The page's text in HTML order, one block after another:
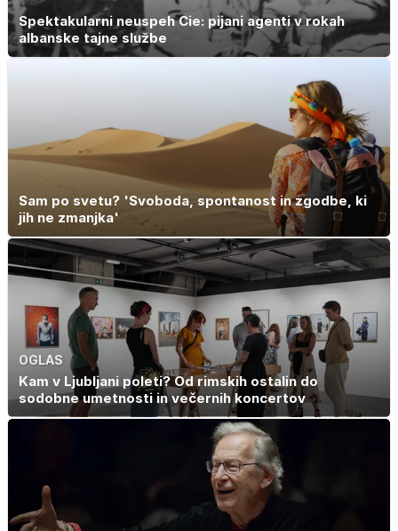
Spektakularni neuspeh Cie: pijani agenti v rokah
albanske tajne službe
Sam po svetu? 'Svoboda, spontanost in zgodbe, ki
jih ne zmanjka'
OGLAS
Kam v Ljubljani poleti? Od rimskih ostalin do
sodobne umetnosti in večernih koncertov